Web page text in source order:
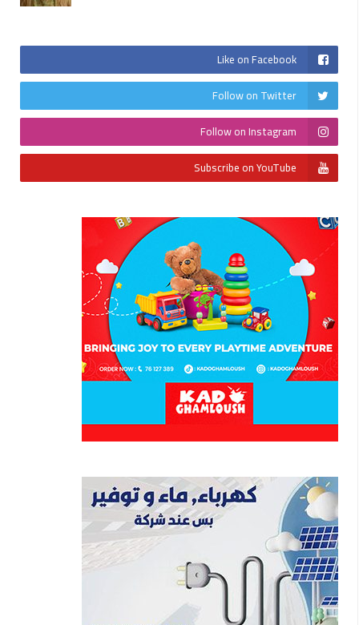
Like on Facebook
Follow on Twitter
Follow on Instagram
Subscribe on YouTube